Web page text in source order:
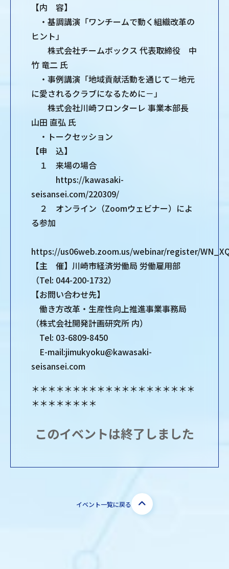
【内 容】
・基調講演「ワンチームで動く組織改革の
ヒント」
株式会社チームボックス 代表取締役 中
竹 竜二 氏
・事例講演「地域貢献活動を通じて－地元
に愛されるクラブになるために－」
株式会社川崎フロンターレ 事業本部長
山田 直弘 氏
・トークセッション
【申 込】
１ 来場の場合
https://kawasaki-
seisansei.com/220309/
２ オンライン（Zoomウェビナー）によ
る参加
https://us06web.zoom.us/webinar/register/
【主 催】川崎市経済労働局 労働雇用部
（Tel: 044-200-1732）
【お問い合わせ先】
働き方改革・生産性向上推進事業事務局
（株式会社開発計画研究所 内）
Tel: 03-6809-8450
E-mail:jimukyoku@kawasaki-
seisansei.com
＊＊＊＊＊＊＊＊＊＊＊＊＊＊＊＊＊＊＊＊
＊＊＊＊＊＊＊＊
このイベントは終了しました
イベント一覧に戻る